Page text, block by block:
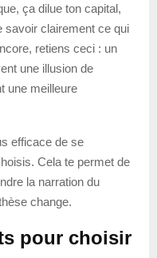
ça dilue ton capital,
savoir clairement ce qui
retiens ceci : un
une illusion de
une meilleure
efficace de se
Cela te permet de
la narration du
change.
pour choisir